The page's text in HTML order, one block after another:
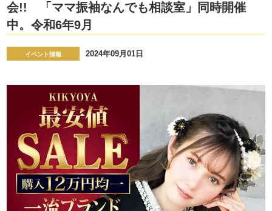
会!! 「ママ振袖なんでも相談室」同時開催
中。令和6年9月
イベント情報 2024年09月01日